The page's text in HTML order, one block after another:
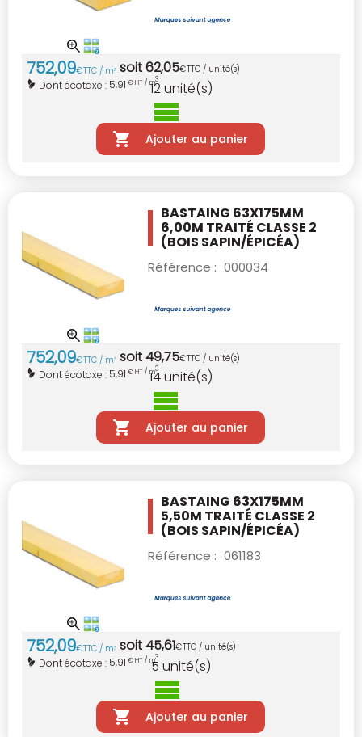
752,09€TTC / m3 soit62,05€TTC / unité(s)
Dont écotaxe : 5,91 € HT / m3
12unité(s)
Ajouter au panier
BASTAING 63X175MM
6,00M TRAITÉ CLASSE 2
(BOIS SAPIN/ÉPICÉA)
Référence : 000034
752,09€TTC / m3 soit49,75€TTC / unité(s)
Dont écotaxe : 5,91 € HT / m3
14unité(s)
Ajouter au panier
BASTAING 63X175MM
5,50M TRAITÉ CLASSE 2
(BOIS SAPIN/ÉPICÉA)
Référence : 061183
752,09€TTC / m3 soit45,61€TTC / unité(s)
Dont écotaxe : 5,91 € HT / m3
5 unité(s)
Ajouter au panier